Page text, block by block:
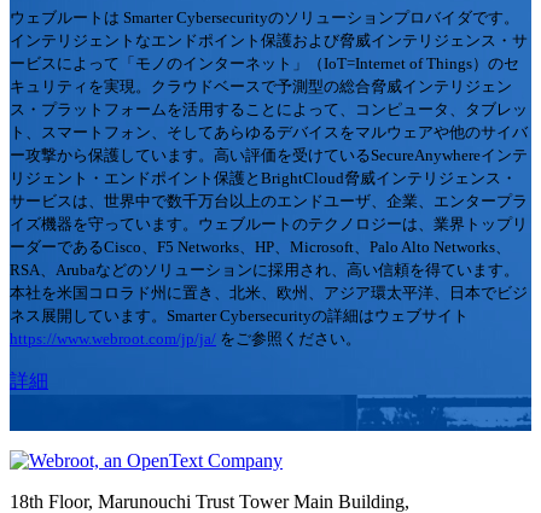
ウェブルートは Smarter Cybersecurityのソリューションプロバイダです。
インテリジェントなエンドポイント保護および脅威インテリジェンス・サ
ービスによって「モノのインターネット」（IoT=Internet of Things）のセ
キュリティを実現。クラウドベースで予測型の総合脅威インテリジェン
ス・プラットフォームを活用することによって、コンピュータ、タブレッ
ト、スマートフォン、そしてあらゆるデバイスをマルウェアや他のサイバ
ー攻撃から保護しています。高い評価を受けているSecureAnywhereインテ
リジェント・エンドポイント保護とBrightCloud脅威インテリジェンス・
サービスは、世界中で数千万台以上のエンドユーザ、企業、エンタープラ
イズ機器を守っています。ウェブルートのテクノロジーは、業界トップリ
ーダーであるCisco、F5 Networks、HP、Microsoft、Palo Alto Networks、
RSA、Arubaなどのソリューションに採用され、高い信頼を得ています。
本社を米国コロラド州に置き、北米、欧州、アジア環太平洋、日本でビジ
ネス展開しています。Smarter Cybersecurityの詳細はウェブサイト
https://www.webroot.com/jp/ja/ をご参照ください。
詳細
18th Floor, Marunouchi Trust Tower Main Building,